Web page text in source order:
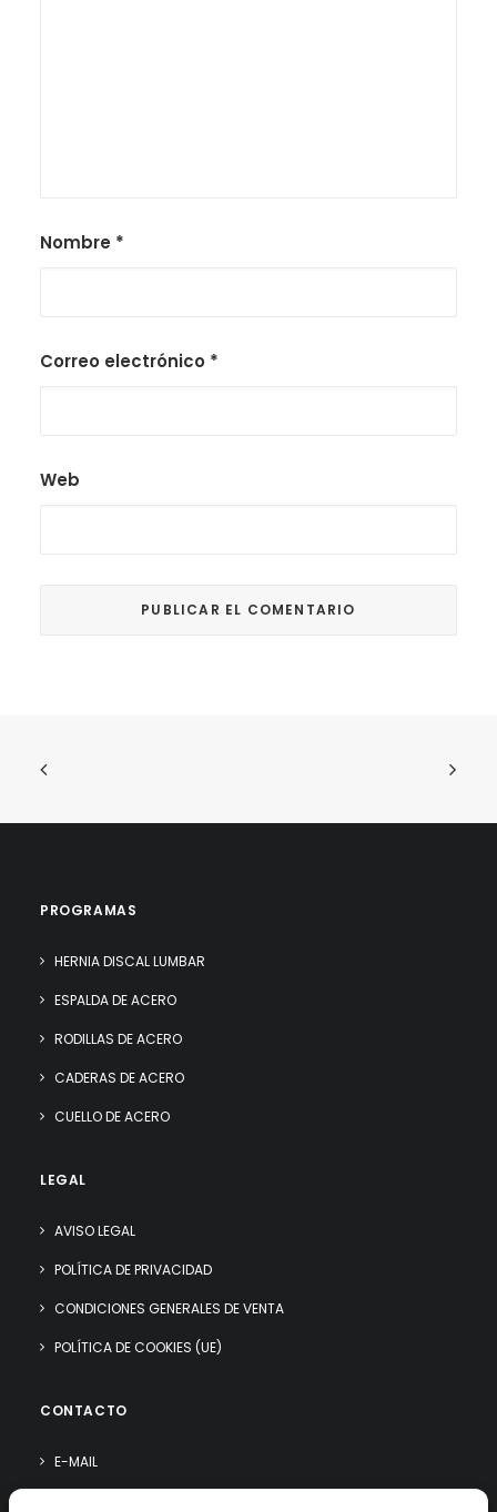
Nombre *
Correo electrónico *
Web
PROGRAMAS
HERNIA DISCAL LUMBAR
ESPALDA DE ACERO
RODILLAS DE ACERO
CADERAS DE ACERO
CUELLO DE ACERO
LEGAL
AVISO LEGAL
POLÍTICA DE PRIVACIDAD
CONDICIONES GENERALES DE VENTA
POLÍTICA DE COOKIES (UE)
CONTACTO
E-MAIL